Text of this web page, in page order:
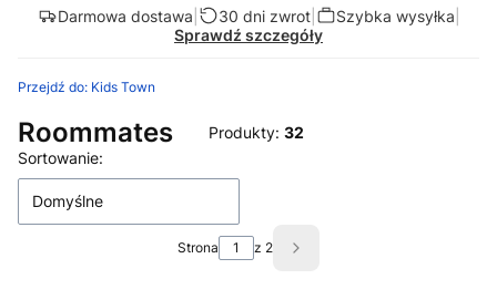
Darmowa dostawa 30 dni zwrot| Szybka wysyłka
Sprawdź szczegóły
Przejdź do: Kids Town
Roommates Produkty: 32
Lista produktów
Sortowanie:
Domyślne
Strona z 2 Następne produkty